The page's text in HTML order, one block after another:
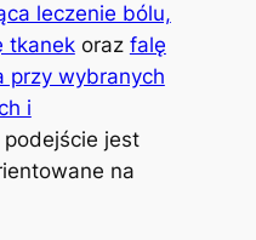
leczenie bólu,
tkanekoraz falę
przy wybranych
i
podejście jest
na